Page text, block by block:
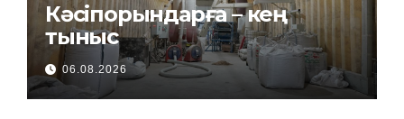
Кәсіпорындарға – кең
тыныс
06.08.2026